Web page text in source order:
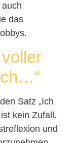
das
Satz „Ich
kein Zufall.
und